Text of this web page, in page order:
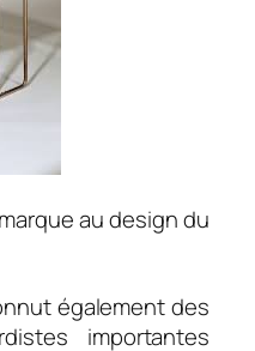
au design du
également des
importantes